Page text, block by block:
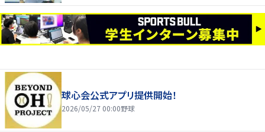
球心会公式アプリ提供開始！
2026/05/27 00:00野球